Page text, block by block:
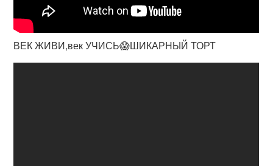
ВЕК ЖИВИ,век УЧИСЬ😱ШИКАРНЫЙ ТОРТ